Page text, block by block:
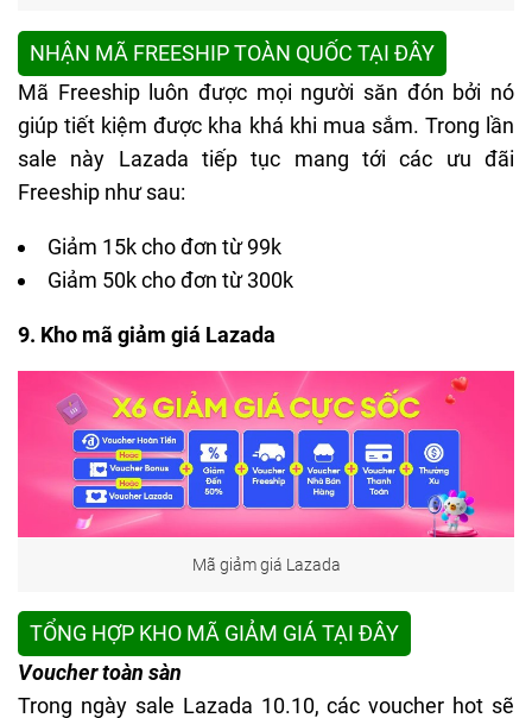
NHẬN MÃ FREESHIP TOÀN QUỐC TẠI ĐÂY
Mã Freeship luôn được mọi người săn đón bởi nó
giúp tiết kiệm được kha khá khi mua sắm. Trong lần
sale này Lazada tiếp tục mang tới các ưu đãi
Freeship như sau:
Giảm 15k cho đơn từ 99k
Giảm 50k cho đơn từ 300k
9. Kho mã giảm giá Lazada
Mã giảm giá Lazada
TỔNG HỢP KHO MÃ GIẢM GIÁ TẠI ĐÂY
Voucher toàn sàn
Trong ngày sale Lazada 10.10, các voucher hot sẽ